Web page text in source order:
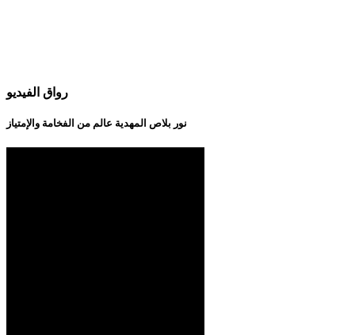
رواق الفيديو
نور بلاص المهدية عالم من الفخامة والإمتياز